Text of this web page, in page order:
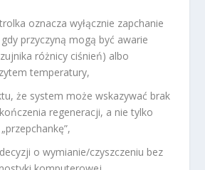
oznacza wyłącznie zapchanie
przyczyną mogą być awarie
różnicy ciśnień) albo
temperatury,
że system może wskazywać brak
regeneracji, a nie tylko
o wymianie/czyszczeniu bez